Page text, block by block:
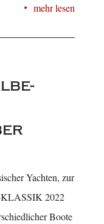
mehr lesen
Yachten, zur
2022
Boote